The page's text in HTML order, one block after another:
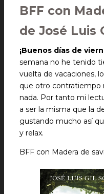
BFF con
de José Luis
¡Buenos días de
semana no he tenido
vuelta de vacaciones,
que otro contratiempo
nada. Por tanto mi
a ser la misma que la
gustando mucho así
y relax.
BFF con Madera de